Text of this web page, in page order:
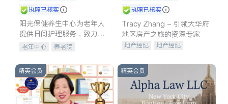
执照已核实
阳光保健养生中心为老年人
提供日间护理服务，致力于
通过持续的护理创新来有效
老年中心 养老院
执照已核实
Tracy Zhang - 引领大华府
地区房产之旅的资深专家
地产经纪
地产经纪
商铺租售
精英会员 精英会员